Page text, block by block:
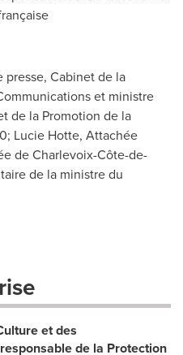
Cabinet de la
et ministre
de la Promotion de la
Lucie Hotte, Attachée
de Charlevoix-Côte-de-
de la ministre du
et des
de la Protection